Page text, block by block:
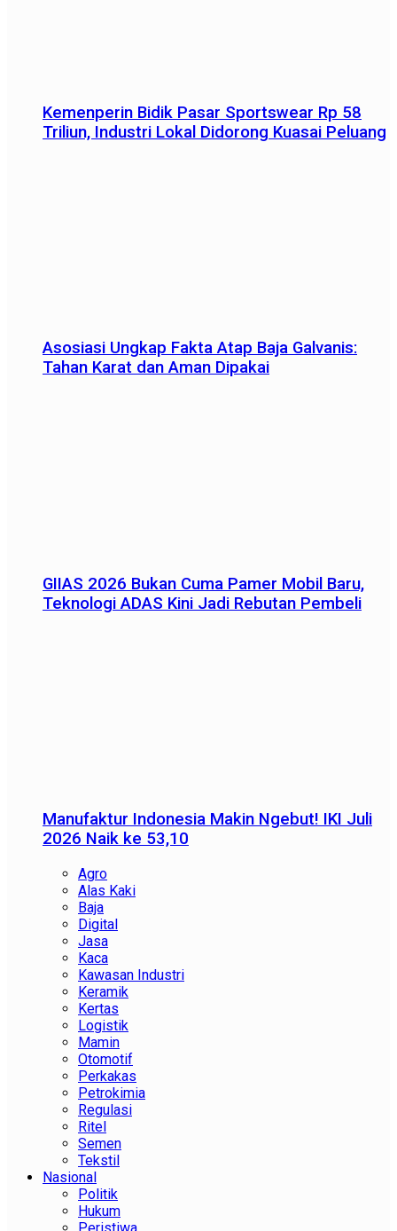
Kemenperin Bidik Pasar Sportswear Rp 58
Triliun, Industri Lokal Didorong Kuasai Peluang
Asosiasi Ungkap Fakta Atap Baja Galvanis:
Tahan Karat dan Aman Dipakai
GIIAS 2026 Bukan Cuma Pamer Mobil Baru,
Teknologi ADAS Kini Jadi Rebutan Pembeli
Manufaktur Indonesia Makin Ngebut! IKI Juli
2026 Naik ke 53,10
Agro
Alas Kaki
Baja
Digital
Jasa
Kaca
Kawasan Industri
Keramik
Kertas
Logistik
Mamin
Otomotif
Perkakas
Petrokimia
Regulasi
Ritel
Semen
Tekstil
Nasional
Politik
Hukum